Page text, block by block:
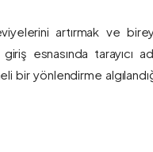
artırmak ve
esnasında
bir yönlendirme